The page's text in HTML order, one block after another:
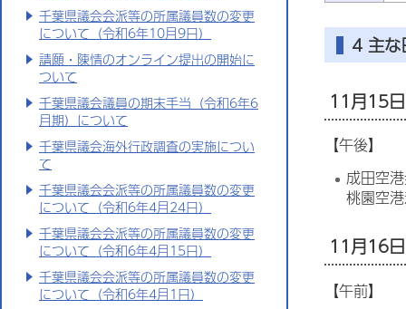
千葉県議会会派等の所属議員数の変更
について（令和6年10月9日）
請願・陳情のオンライン提出の開始に
ついて
千葉県議会議員の期末手当（令和6年6
月期）について
千葉県議会海外行政調査の実施につい
て
千葉県議会会派等の所属議員数の変更
について（令和6年4月24日）
千葉県議会会派等の所属議員数の変更
について（令和6年4月15日）
千葉県議会会派等の所属議員数の変更
について（令和6年4月1日）
4 主な
11月15
【午後】
成田空
桃園空
11月16
【午前】